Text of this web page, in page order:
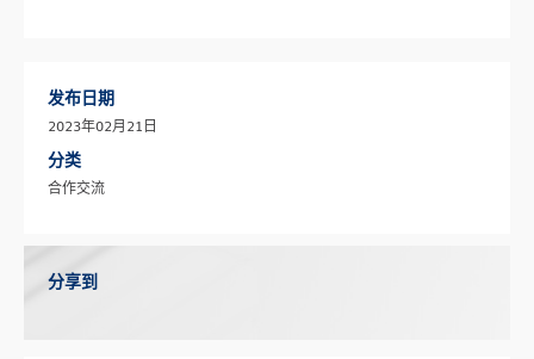
发布日期
2023年02月21日
分类
合作交流
分享到